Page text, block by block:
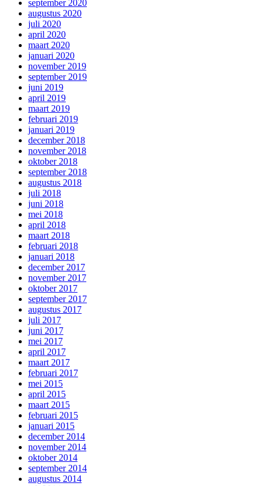
september 2020
augustus 2020
juli 2020
april 2020
maart 2020
januari 2020
november 2019
september 2019
juni 2019
april 2019
maart 2019
februari 2019
januari 2019
december 2018
november 2018
oktober 2018
september 2018
augustus 2018
juli 2018
juni 2018
mei 2018
april 2018
maart 2018
februari 2018
januari 2018
december 2017
november 2017
oktober 2017
september 2017
augustus 2017
juli 2017
juni 2017
mei 2017
april 2017
maart 2017
februari 2017
mei 2015
april 2015
maart 2015
februari 2015
januari 2015
december 2014
november 2014
oktober 2014
september 2014
augustus 2014